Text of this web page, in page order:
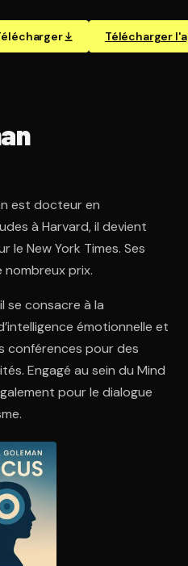
Télécharger
pointe sur le code. C'est gratuit à
est docteur en
à Harvard, il devient
le New York Times. Ses
prix.
se consacre à la
émotionnelle et
conférences pour des
Engagé au sein du Mind
pour le dialogue